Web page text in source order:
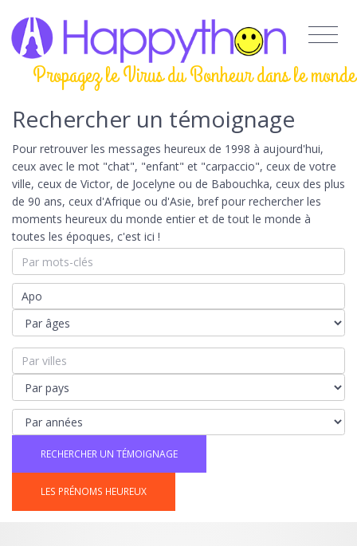
Propagez le Virus du Bonheur dans le monde
Rechercher un témoignage
Pour retrouver les messages heureux de 1998 à aujourd'hui,
ceux avec le mot "chat", "enfant" et "carpaccio", ceux de votre
ville, ceux de Victor, de Jocelyne ou de Babouchka, ceux des plus
de 90 ans, ceux d'Afrique ou d'Asie, bref pour rechercher les
moments heureux du monde entier et de tout le monde à
toutes les époques, c'est ici !
LES PRÉNOMS HEUREUX